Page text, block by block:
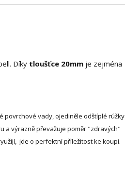
Díky tloušťce 20mm je zejména
povrchové vady, ojediněle odštíplé rúžky
a výrazně převažuje poměr "zdravých"
jde o perfektní příležitost ke koupi.